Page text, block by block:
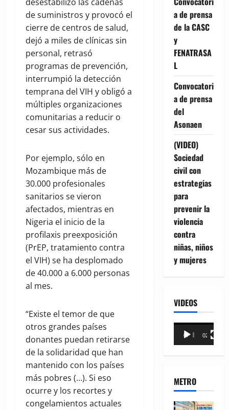
de suministros y provocó el
cierre de centros de salud,
dejó a miles de clínicas sin
personal, retrasó
programas de prevención,
interrumpió la detección
temprana del VIH y obligó a
múltiples organizaciones
comunitarias a reducir o
cesar sus actividades.
Por ejemplo, sólo en
Mozambique más de
30.000 profesionales
sanitarios se vieron
afectados, mientras en
Nigeria el inicio de la
profilaxis preexposición
(PrEP, tratamiento contra
el VIH) se ha desplomado
de 40.000 a 6.000 personas
al mes.
“Existe el temor de que
otros grandes países
donantes puedan retirarse
de la solidaridad que han
mantenido con los países
más pobres (…). Si eso
ocurre y los recortes y
congelamientos actuales
a de prensa
de la CASC
y
FENATRASA
L
Convocatori
a de prensa
del
Asonaen
(VIDEO)
Sociedad
civil con
estrategias
para
prevenir la
violencia
contra
niñas, niños
y mujeres
VIDEOS
Reproductor
00:00 02:18
METRO